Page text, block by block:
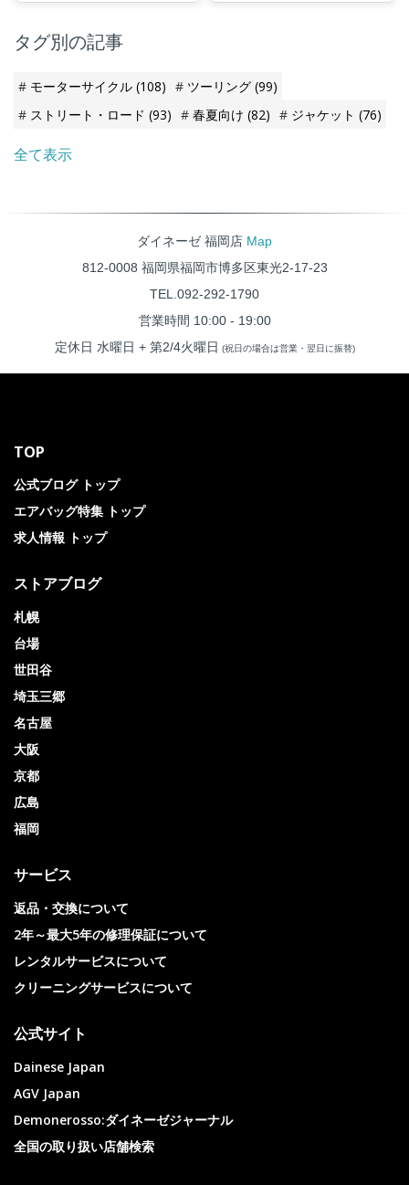
ね。そこで今回は、バイクウェ
アブランド・ダイネーゼの視点
てみたいと思います。
タグ別の記事
モーターサイクル (108) ツーリング (99)
ストリート・ロード (93) 春夏向け (82) ジャケット (76)
全て表示
ダイネーゼ 福岡店 Map
812-0008 福岡県福岡市博多区東光2-17-23
TEL.092-292-1790
営業時間 10:00 - 19:00
定休日 水曜日 + 第2/4火曜日 (祝日の場合は営業・翌日に振替)
TOP
公式ブログ トップ
エアバッグ特集 トップ
求人情報 トップ
ストアブログ
札幌
台場
世田谷
埼玉三郷
名古屋
大阪
京都
広島
福岡
サービス
返品・交換について
2年～最大5年の修理保証について
レンタルサービスについて
クリーニングサービスについて
公式サイト
Dainese Japan
AGV Japan
Demonerosso:ダイネーゼジャーナル
全国の取り扱い店舗検索